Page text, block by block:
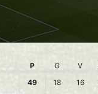
P G V
49 18 16